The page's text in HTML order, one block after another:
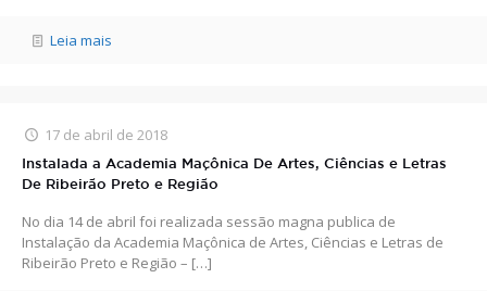
Leia mais
17 de abril de 2018
Instalada a Academia Maçônica De Artes, Ciências e Letras
De Ribeirão Preto e Região
No dia 14 de abril foi realizada sessão magna publica de
Instalação da Academia Maçônica de Artes, Ciências e Letras de
Ribeirão Preto e Região – […]